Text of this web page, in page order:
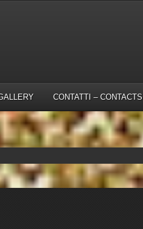
CONTATTI – CONTACTS